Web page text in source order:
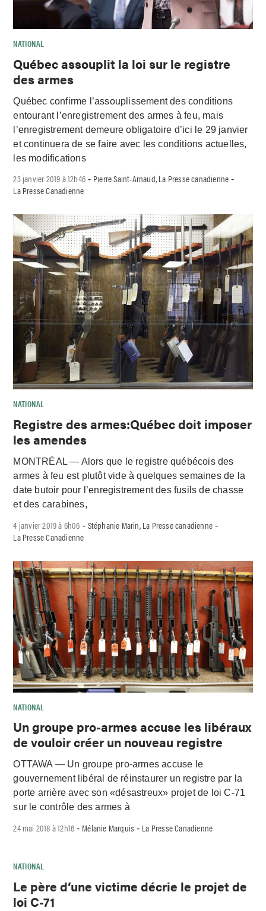
NATIONAL
Québec assouplit la loi sur le registre
des armes
Québec confirme l’assouplissement des conditions
entourant l’enregistrement des armes à feu, mais
l’enregistrement demeure obligatoire d’ici le 29 janvier
et continuera de se faire avec les conditions actuelles,
les modifications
23 janvier 2019 à 12h46 - Pierre Saint-Arnaud, La Presse canadienne -
La Presse Canadienne
NATIONAL
Registre des armes:Québec doit imposer
les amendes
MONTRÉAL — Alors que le registre québécois des
armes à feu est plutôt vide à quelques semaines de la
date butoir pour l’enregistrement des fusils de chasse
et des carabines,
4 janvier 2019 à 6h06 - Stéphanie Marin, La Presse canadienne -
La Presse Canadienne
NATIONAL
Un groupe pro-armes accuse les libéraux
de vouloir créer un nouveau registre
OTTAWA — Un groupe pro-armes accuse le
gouvernement libéral de réinstaurer un registre par la
porte arrière avec son «désastreux» projet de loi C-71
sur le contrôle des armes à
24 mai 2018 à 12h16 - Mélanie Marquis - La Presse Canadienne
NATIONAL
Le père d’une victime décrie le projet de
loi C-71